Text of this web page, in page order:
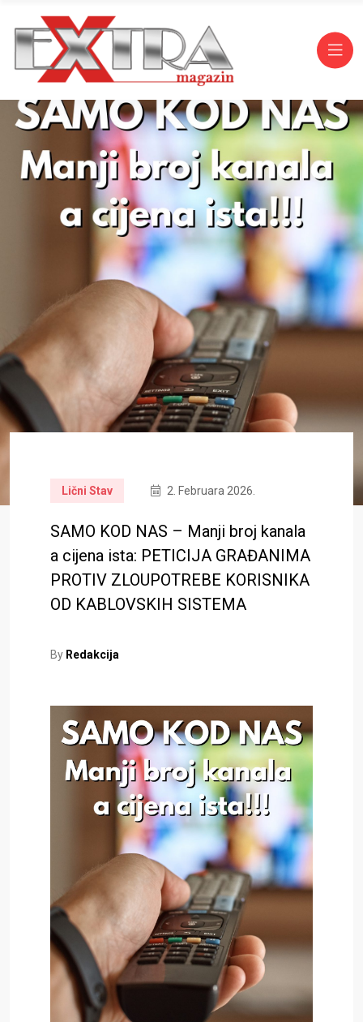
Lični Stav 2. Februara 2026.
SAMO KOD NAS – Manji broj kanala
a cijena ista: PETICIJA GRAĐANIMA
PROTIV ZLOUPOTREBE KORISNIKA
OD KABLOVSKIH SISTEMA
By Redakcija